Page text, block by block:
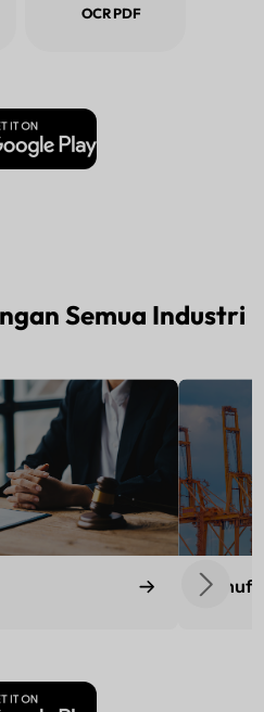
OCR PDF
Gratis
Semua Industri